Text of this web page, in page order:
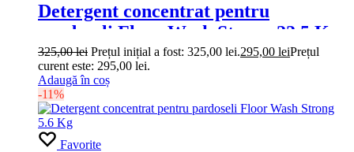
Detergent concentrat pentru
pardoseli Floor Wash Strong 22.5 Kg
325,00lei Prețul inițial a fost: 325,00 lei.295,00 leiPrețul
curent este: 295,00 lei.
Adaugă în coș
-11%
Favorite